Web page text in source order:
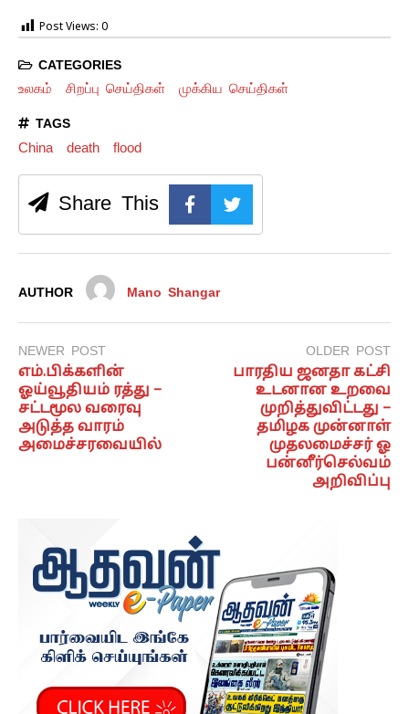
Post Views: 0
CATEGORIES
உலகம் சிறப்பு செய்திகள் முக்கிய செய்திகள்
TAGS
China death flood
Share This
AUTHOR Mano Shangar
NEWER POST
எம்.பிக்களின்
ஓய்வூதியம் ரத்து –
சட்டமூல வரைவு
அடுத்த வாரம்
அமைச்சரவையில்
OLDER POST
பாரதிய ஜனதா கட்சி
உடனான உறவை
முறித்துவிட்டது –
தமிழக முன்னாள்
முதலமைச்சர் ஓ
பன்னீர்செல்வம்
அறிவிப்பு